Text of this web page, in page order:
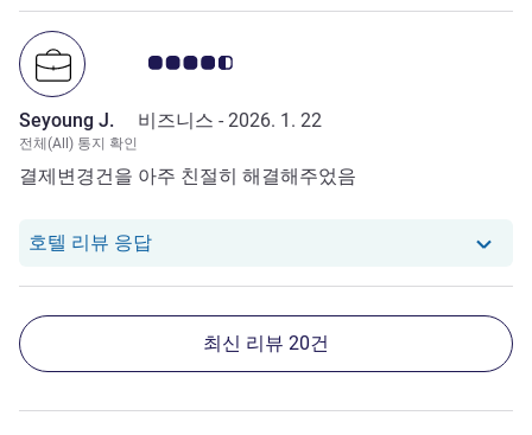
고객 평점 4.5/5
Seyoung J. 비즈니스 - 2026. 1. 22
전체(All) 통지 확인
결제변경건을 아주 친절히 해결해주었음
호텔 리뷰 응답당 호텔에서는 Seyoung J.로부터의 리뷰에
최신 리뷰 20건